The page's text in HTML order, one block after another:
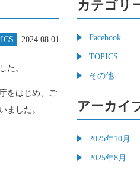
2024.08.01
た。
をはじめ、ご
ました。
カテゴリ
Facebook
TOPICS
その他
アーカイ
2025年10月
2025年8月